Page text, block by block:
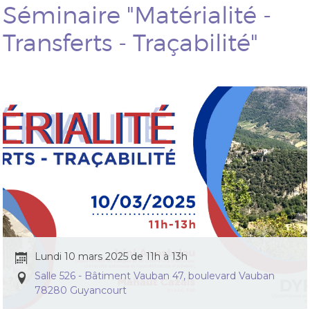
Séminaire "Matérialité -
Transferts - Traçabilité"
Lundi 10 mars 2025 de 11h à 13h
Salle 526 - Bâtiment Vauban 47, boulevard Vauban
78280 Guyancourt